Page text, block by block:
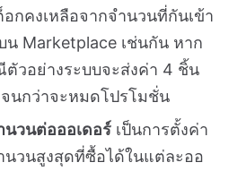
อกคงเหลือจากจำนวนที่กันเข้า
น Marketplace เช่นกัน หาก
ตัวอย่างระบบจะส่งค่า 4 ชิ้น
จนกว่าจะหมดโปรโมชั่น
นวนต่อออเดอร์ เป็นการตั้งค่า
นวนสูงสุดที่ซื้อได้ในแต่ละออ